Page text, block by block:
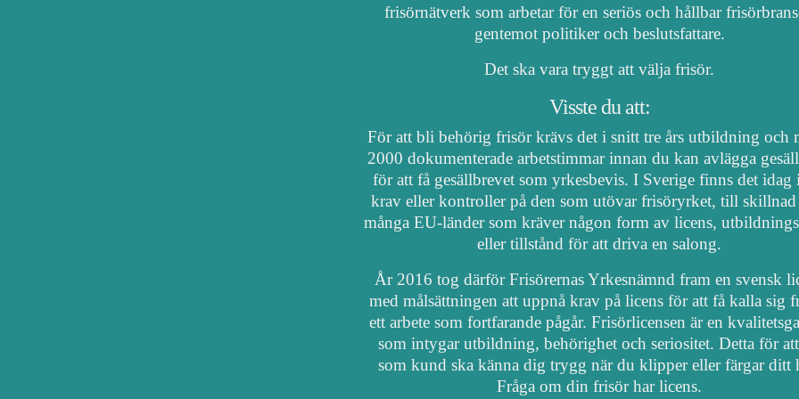
frisörnätverk som arbetar för en seriös och hållbar
gentemot politiker och beslutsfattare.
Det ska vara tryggt att välja frisör.
Visste du att:
För att bli behörig frisör krävs det i snitt tre års utbildning och
2000 dokumenterade arbetstimmar innan du kan avlägga
för att få gesällbrevet som yrkesbevis. I Sverige finns det idag
krav eller kontroller på den som utövar frisöryrket, till
många EU-länder som kräver någon form av licens,
eller tillstånd för att driva en salong.
År 2016 tog därför Frisörernas Yrkesnämnd fram en svensk
med målsättningen att uppnå krav på licens för att få kalla sig
ett arbete som fortfarande pågår. Frisörlicensen är en
som intygar utbildning, behörighet och seriositet. Detta för
som kund ska känna dig trygg när du klipper eller färgar ditt
Fråga om din frisör har licens.